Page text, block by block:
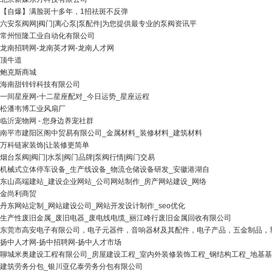
【自爆】满脸斑十多年，1招祛斑不反弹
六安泵阀网|阀门|离心泵|泵配件|为您提供最专业的泵阀资讯平
常州恒隆工业自动化有限公司
龙南招聘网-龙南英才网-龙南人才网
顶牛道
鲍克斯商城
海南甜锌锌科技有限公司
一间星座网-十二星座配对_今日运势_星座运程
松潘韦博工业风扇厂
临沂宠物网 - 您身边养宠社群
南平市建阳区阁中贸易有限公司_金属材料_装修材料_建筑材料
万科链家装饰|让装修更简单
烟台泵阀|阀门|水泵|阀门品牌|泵阀行情|阀门交易
机械式立体停车设备_生产线设备_物流仓储设备研发_安徽港湖自
东山高端建站_建设企业网站_公司网站制作_房产网站建设_网络
金尚利商贸
丹东网站定制_网站建设公司_网站开发设计制作_seo优化
生产性废旧金属_废旧电器_废电线电缆_丽江峰行废旧金属回收有限公司
东莞市高安电子有限公司，电子元器件，音响器材及其配件，电子产品，五金制品，
扬中人才网-扬中招聘网-扬中人才市场
聊城米奥建设工程有限公司_房屋建设工程_室内外装修装饰工程_钢结构工程_地基
建筑劳务分包_银川亚亿泰劳务分包有限公司